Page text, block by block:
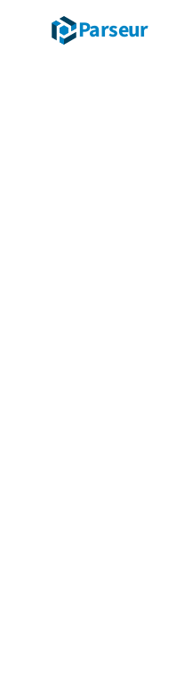
Parseur